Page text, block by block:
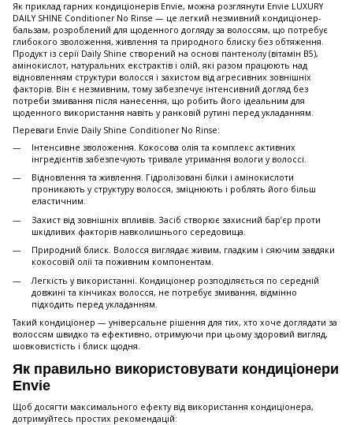
Як приклад гарних кондиціонерів Envie, можна розглянути Envie LUXURY
DAILY SHINE Conditioner No Rinse — це легкий незмивний кондиціонер-
бальзам, розроблений для щоденного догляду за волоссям, що потребує
глибокого зволоження, живлення та природного блиску без обтяження.
Продукт із серії Daily Shine створений на основі пантенолу (вітамін B5),
амінокислот, натуральних екстрактів і олій, які разом працюють над
відновленням структури волосся і захистом від агресивних зовнішніх
факторів. Він є незмивним, тому забезпечує інтенсивний догляд без
потреби змивання після нанесення, що робить його ідеальним для
щоденного використання навіть у ранковій рутині перед укладанням.
Переваги Envie Daily Shine Conditioner No Rinse:
Інтенсивне зволоження. Кокосова олія та комплекс активних
інгредієнтів забезпечують тривале утримання вологи у волоссі.
Відновлення та живлення. Гідролізовані білки і амінокислоти
проникають у структуру волосся, зміцнюють і роблять його більш
еластичним.
Захист від зовнішніх впливів. Засіб створює захисний бар’єр проти
шкідливих факторів навколишнього середовища.
Природний блиск. Волосся виглядає живим, гладким і сяючим завдяки
кокосовій олії та поживним компонентам.
Легкість у використанні. Кондиціонер розподіляється по середній
довжині та кінчиках волосся, не потребує змивання, відмінно
підходить перед укладанням.
Такий кондиціонер — універсальне рішення для тих, хто хоче доглядати за
волоссям швидко та ефективно, отримуючи при цьому здоровий вигляд,
шовковистість і блиск щодня.
Як правильно використовувати кондиціонери
Envie
Щоб досягти максимального ефекту від використання кондиціонера,
дотримуйтесь простих рекомендацій: